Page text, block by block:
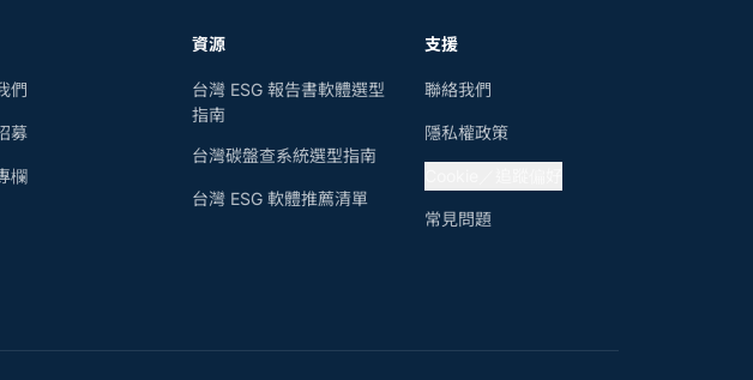
們
募
欄
資源
台灣 ESG 報告書軟體選型
指南
台灣碳盤查系統選型指南
台灣 ESG 軟體推薦清單
支援
聯絡我們
隱私權政策
常見問題